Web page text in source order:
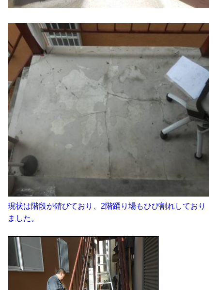
現状は階段が錆びており、2階踊り場もひび割れしており
ました。